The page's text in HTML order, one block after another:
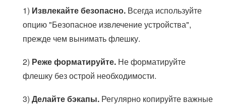
1) Извлекайте безопасно. Всегда используйте
опцию "Безопасное извлечение устройства",
прежде чем вынимать флешку.
2) Реже форматируйте. Не форматируйте
флешку без острой необходимости.
3) Делайте бэкапы. Регулярно копируйте важные